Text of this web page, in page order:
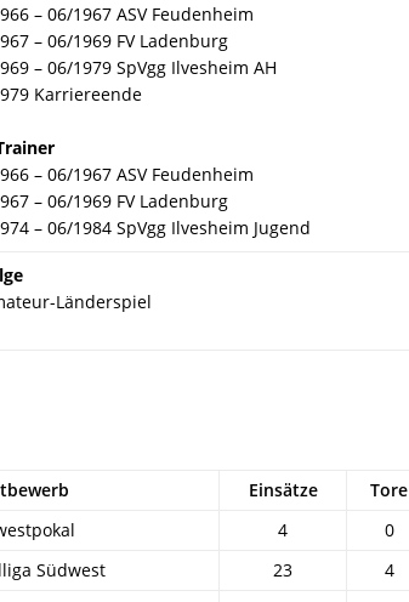
– 06/1967 ASV Feudenheim
– 06/1969 FV Ladenburg
– 06/1979 SpVgg Ilvesheim AH
Karriereende
– 06/1967 ASV Feudenheim
– 06/1969 FV Ladenburg
– 06/1984 SpVgg Ilvesheim Jugend
Länderspiel
Einsätze Tore
4 0
Südwest 23 4